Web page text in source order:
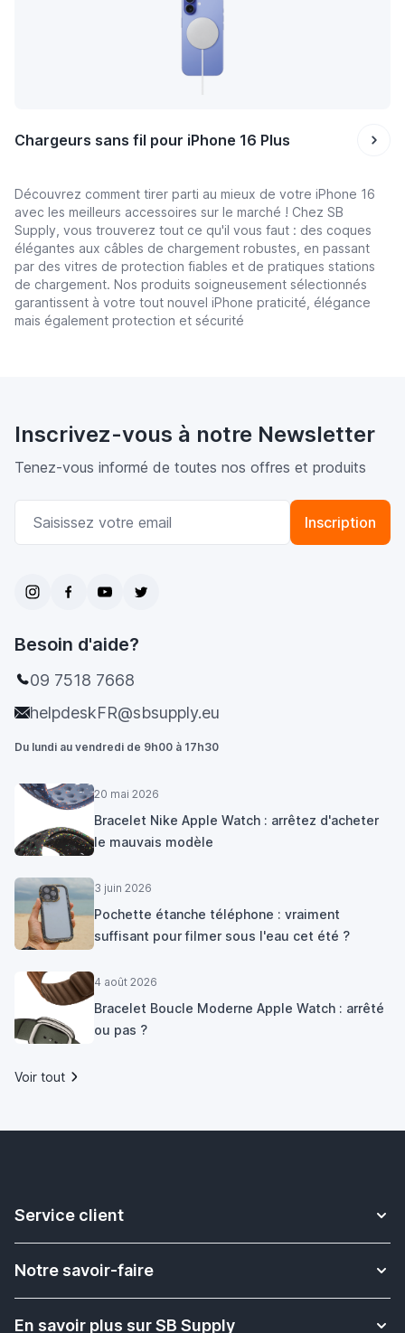
Chargeurs sans fil pour iPhone 16 Plus
Découvrez comment tirer parti au mieux de votre iPhone 16
avec les meilleurs accessoires sur le marché ! Chez SB
Supply, vous trouverez tout ce qu'il vous faut : des coques
élégantes aux câbles de chargement robustes, en passant
par des vitres de protection fiables et de pratiques stations
de chargement. Nos produits soigneusement sélectionnés
garantissent à votre tout nouvel iPhone praticité, élégance
mais également protection et sécurité
Inscrivez-vous à notre Newsletter
Tenez-vous informé de toutes nos offres et produits
Adresse email
Inscription
Besoin d'aide?
09 7518 7668
helpdeskFR@sbsupply.eu
Du lundi au vendredi de 9h00 à 17h30
20 mai 2026
Bracelet Nike Apple Watch : arrêtez d'acheter
le mauvais modèle
3 juin 2026
Pochette étanche téléphone : vraiment
suffisant pour filmer sous l'eau cet été ?
4 août 2026
Bracelet Boucle Moderne Apple Watch : arrêté
ou pas ?
Voir tout
Service client
Contact
Retour & Échange
Notre savoir-faire
Plus d'informations sur les bracelets Apple Watch
En savoir plus sur SB Supply